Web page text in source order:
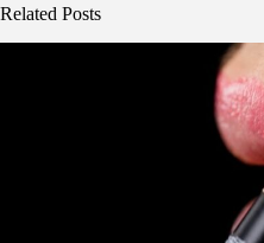
Related Posts